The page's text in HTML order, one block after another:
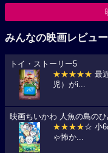
みんなの映画レビュー
トイ・ストーリー5
★★★★★ 最
児）がi...
映画ちいかわ 人魚の島のひ
★★★★☆ 小6
ゃ怖か...